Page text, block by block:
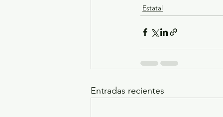
Estatal
Entradas recientes